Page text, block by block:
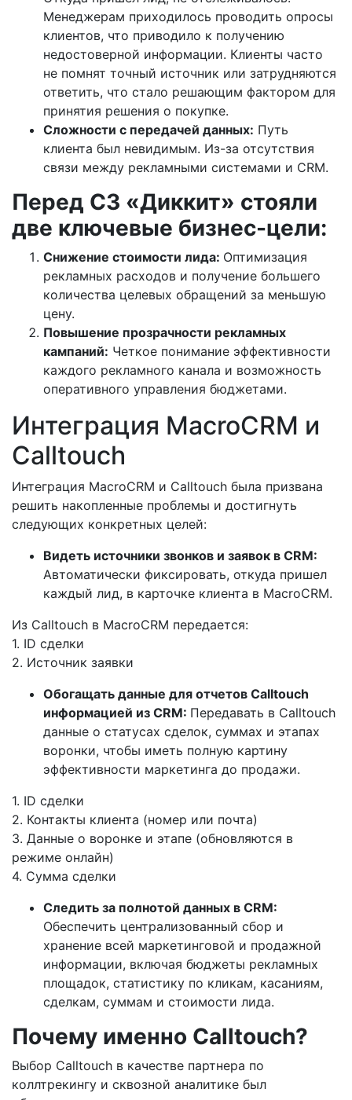
Менеджерам приходилось проводить опросы
клиентов, что приводило к получению
недостоверной информации. Клиенты часто
не помнят точный источник или затрудняются
ответить, что стало решающим фактором для
принятия решения о покупке.
Сложности с передачей данных: Путь
клиента был невидимым. Из-за отсутствия
связи между рекламными системами и CRM.
Перед СЗ «Диккит» стояли
две ключевые бизнес-цели:
Снижение стоимости лида: Оптимизация
рекламных расходов и получение большего
количества целевых обращений за меньшую
цену.
Повышение прозрачности рекламных
кампаний: Четкое понимание эффективности
каждого рекламного канала и возможность
оперативного управления бюджетами.
Интеграция MacroCRM и
Calltouch
Интеграция MacroCRM и Calltouch была призвана
решить накопленные проблемы и достигнуть
следующих конкретных целей:
Видеть источники звонков и заявок в CRM:
Автоматически фиксировать, откуда пришел
каждый лид, в карточке клиента в MacroCRM.
Из Calltouch в MacroCRM передается:
1. ID сделки
2. Источник заявки
Обогащать данные для отчетов Calltouch
информацией из CRM: Передавать в Calltouch
данные о статусах сделок, суммах и этапах
воронки, чтобы иметь полную картину
эффективности маркетинга до продажи.
1. ID сделки
2. Контакты клиента (номер или почта)
3. Данные о воронке и этапе (обновляются в
режиме онлайн)
4. Сумма сделки
Следить за полнотой данных в CRM:
Обеспечить централизованный сбор и
хранение всей маркетинговой и продажной
информации, включая бюджеты рекламных
площадок, статистику по кликам, касаниям,
сделкам, суммам и стоимости лида.
Почему именно Calltouch?
Выбор Calltouch в качестве партнера по
коллтрекингу и сквозной аналитике был